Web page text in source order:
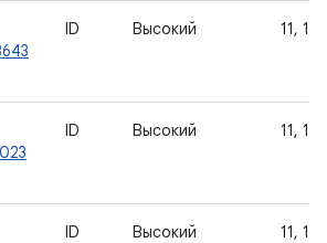
ID Высокий 11,
ID Высокий 11,
ID Высокий 11,